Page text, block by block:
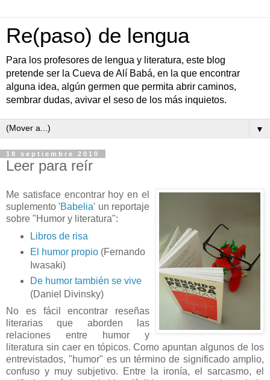
Re(paso) de lengua
Para los profesores de lengua y literatura, este blog
pretende ser la Cueva de Alí Babá, en la que encontrar
alguna idea, algún germen que permita abrir caminos,
sembrar dudas, avivar el seso de los más inquietos.
▼
18 septiembre 2010
Leer para reír
Me satisface encontrar hoy en el
suplemento 'Babelia' un reportaje
sobre "Humor y literatura":
Libros de risa
El humor propio(Fernando
Iwasaki)
De humor también se vive
(Daniel Divinsky)
No es fácil encontrar reseñas
literarias que aborden las
relaciones entre humor y
literatura sin caer en tópicos. Como apuntan algunos de los
entrevistados, "humor" es un término de significado amplio,
confuso y muy subjetivo. Entre la ironía, el sarcasmo, el